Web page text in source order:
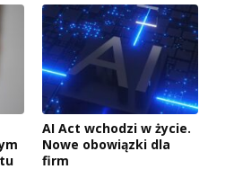
AI Act wchodzi w życie.
Nowe obowiązki dla
firm